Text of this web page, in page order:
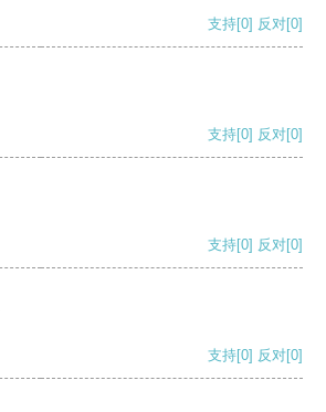
支持[0] 反对[0]
支持[0] 反对[0]
支持[0] 反对[0]
支持[0] 反对[0]